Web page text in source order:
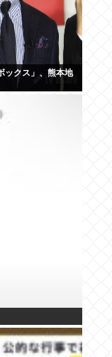
ックス」、熊本地